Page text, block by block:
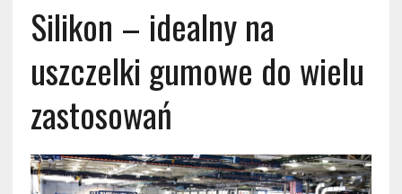
Silikon – idealny na
uszczelki gumowe do wielu
zastosowań